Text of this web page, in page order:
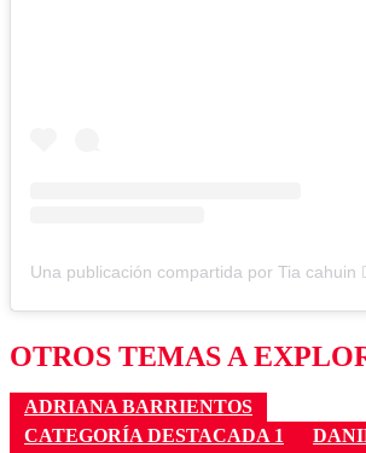
OTROS TEMAS A
ADRIANA BARRIENTOS
CATEGORÍA DESTACADA 1